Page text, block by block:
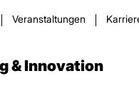
Veran­staltungen
& Innovation